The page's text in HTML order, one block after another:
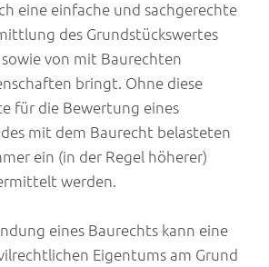
eine einfache und sachgerechte
des Grundstückswertes
von mit Baurechten
bringt. Ohne diese
für die Bewertung eines
mit dem Baurecht belasteten
ein (in der Regel höherer)
werden.
eines Baurechts kann eine
Eigentums am Grund